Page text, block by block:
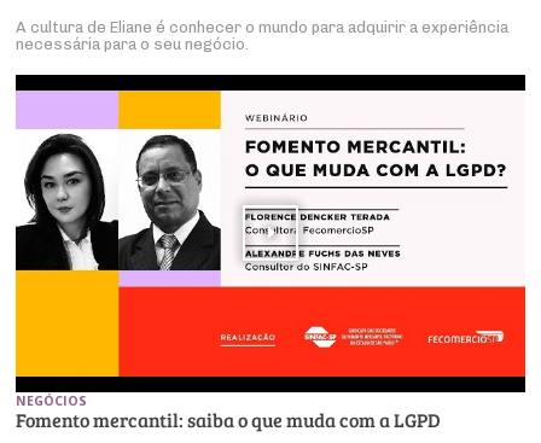
A cultura de Eliane é conhecer o mundo para adquirir a experiência
necessária para o seu negócio.
NEGÓCIOS
Fomento mercantil: saiba o que muda com a LGPD